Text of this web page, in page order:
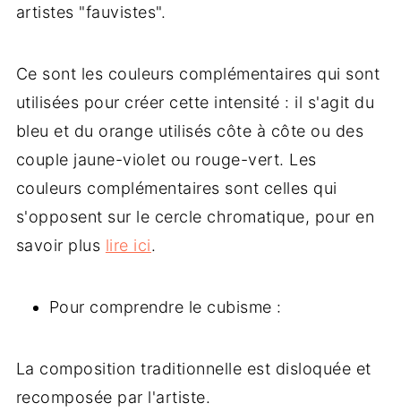
artistes "fauvistes".
Ce sont les couleurs complémentaires qui sont
utilisées pour créer cette intensité : il s'agit du
bleu et du orange utilisés côte à côte ou des
couple jaune-violet ou rouge-vert. Les
couleurs complémentaires sont celles qui
s'opposent sur le cercle chromatique, pour en
savoir plus lire ici.
Pour comprendre le cubisme :
La composition traditionnelle est disloquée et
recomposée par l'artiste.